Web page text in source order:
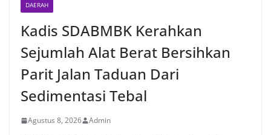
DAERAH
Kadis SDABMBK Kerahkan
Sejumlah Alat Berat Bersihkan
Parit Jalan Taduan Dari
Sedimentasi Tebal
Agustus 8, 2026 Admin